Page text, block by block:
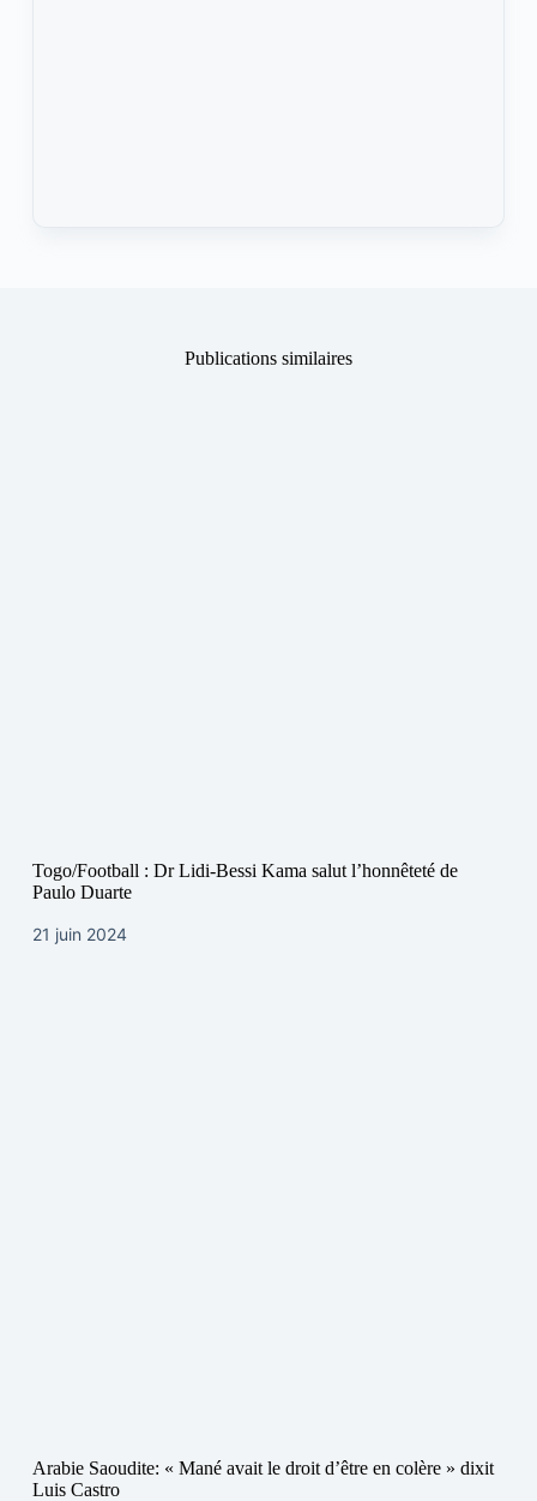
Publications similaires
Togo/Football : Dr Lidi-Bessi Kama salut l’honnêteté de
Paulo Duarte
21 juin 2024
Arabie Saoudite: « Mané avait le droit d’être en colère » dixit
Luis Castro